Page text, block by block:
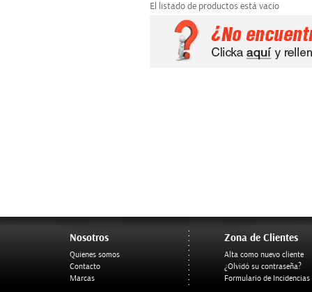
El listado de productos está vacío
Nosotros
Quienes somos
Contacto
Marcas
Zona de Clientes
Alta como nuevo cliente
¿Olvidó su contraseña?
Formulario de Incidencias